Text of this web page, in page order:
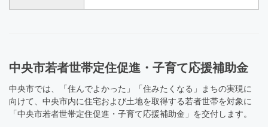
中央市若者世帯定住促進・子育て応援補助金
中央市では、「住んでよかった」「住みたくなる」まちの実現に
向けて、中央市内に住宅および土地を取得する若者世帯を対象に
「中央市若者世帯定住促進・子育て応援補助金」を交付します。